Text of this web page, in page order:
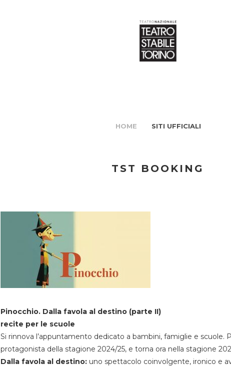
HOME SITI UFFICIALI
TST BOOKING
Pinocchio. Dalla favola al destino (parte II)
recite per le scuole
Si rinnova l’appuntamento dedicato a bambini, famiglie e scuole.
protagonista della stagione 2024/25, e torna ora nella stagione
Dalla favola al destino:uno spettacolo coinvolgente, ironico e